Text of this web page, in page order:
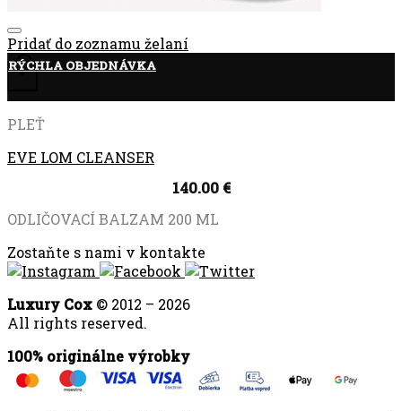
Pridať do zoznamu želaní
+
RÝCHLA OBJEDNÁVKA
PLEŤ
EVE LOM CLEANSER
140.00 €
ODLIČOVACÍ BALZAM 200 ML
Zostaňte s nami v kontakte
Luxury Cox © 2012 – 2026
All rights reserved.
100% originálne výrobky